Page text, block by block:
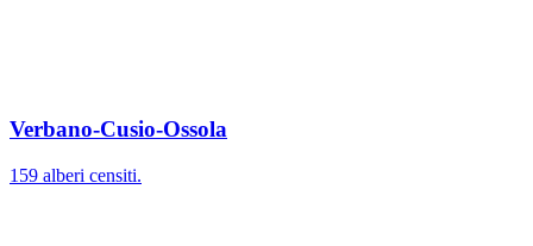
Verbano-Cusio-Ossola
159 alberi censiti.